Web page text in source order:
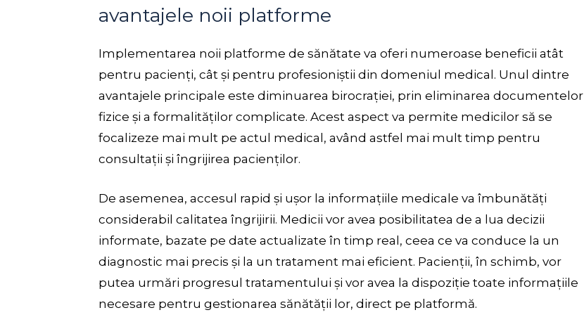
avantajele noii platforme
Implementarea noii platforme de sănătate va oferi numeroase beneficii atât
pentru pacienți, cât și pentru profesioniștii din domeniul medical. Unul dintre
avantajele principale este diminuarea birocrației, prin eliminarea documentelor
fizice și a formalităților complicate. Acest aspect va permite medicilor să se
focalizeze mai mult pe actul medical, având astfel mai mult timp pentru
consultații și îngrijirea pacienților.
De asemenea, accesul rapid și ușor la informațiile medicale va îmbunătăți
considerabil calitatea îngrijirii. Medicii vor avea posibilitatea de a lua decizii
informate, bazate pe date actualizate în timp real, ceea ce va conduce la un
diagnostic mai precis și la un tratament mai eficient. Pacienții, în schimb, vor
putea urmări progresul tratamentului și vor avea la dispoziție toate informațiile
necesare pentru gestionarea sănătății lor, direct pe platformă.